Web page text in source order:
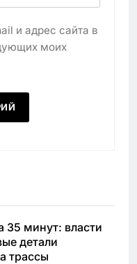
и адрес сайта в
моих
35 минут: власти
детали
трассы